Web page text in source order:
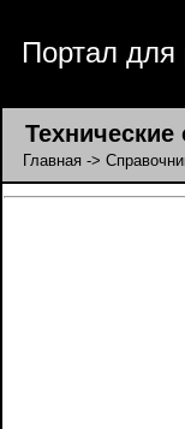
Портал для
Технические
Главная ->